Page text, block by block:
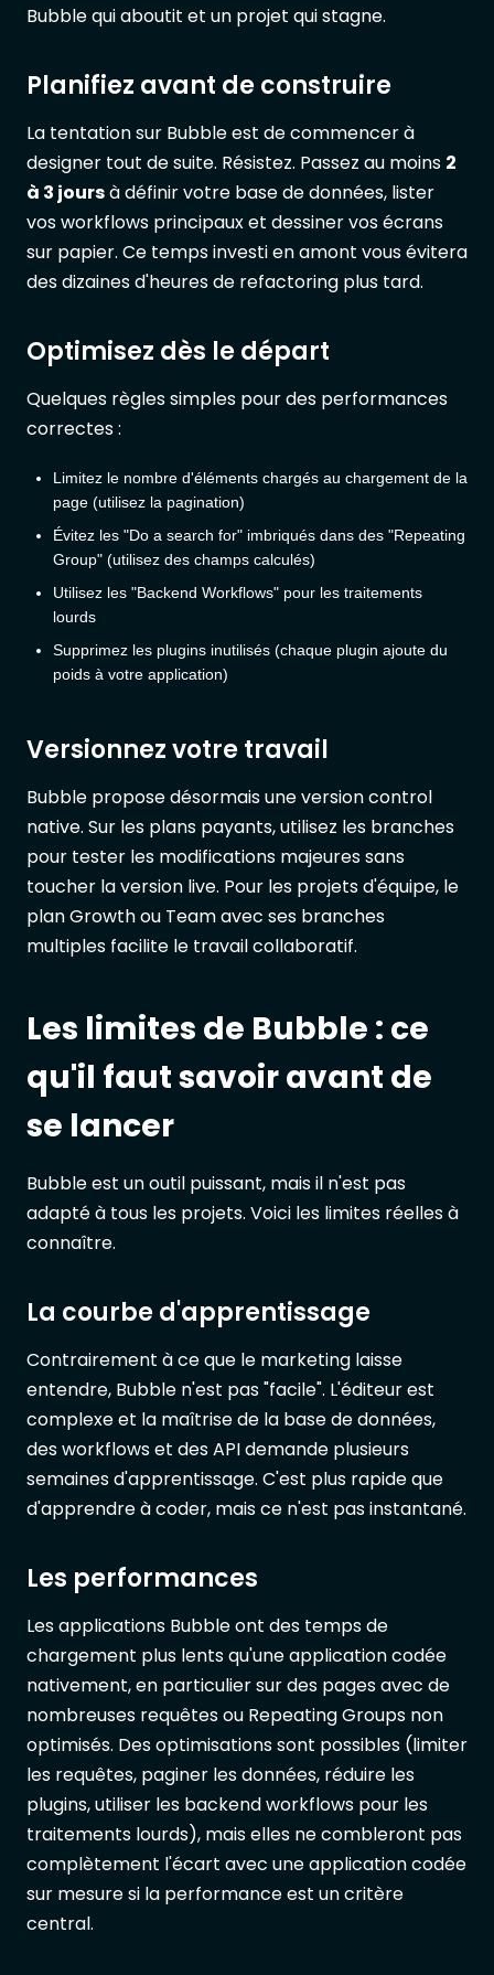
Bubble qui aboutit et un projet qui stagne.
Planifiez avant de construire
La tentation sur Bubble est de commencer à
designer tout de suite. Résistez. Passez au moins 2
à 3 joursà définir votre base de données, lister
vos workflows principaux et dessiner vos écrans
sur papier. Ce temps investi en amont vous évitera
des dizaines d'heures de refactoring plus tard.
Optimisez dès le départ
Quelques règles simples pour des performances
correctes :
Limitez le nombre d'éléments chargés au chargement de la
page (utilisez la pagination)
Évitez les "Do a search for" imbriqués dans des "Repeating
Group" (utilisez des champs calculés)
Utilisez les "Backend Workflows" pour les traitements
lourds
Supprimez les plugins inutilisés (chaque plugin ajoute du
poids à votre application)
Versionnez votre travail
Bubble propose désormais une version control
native. Sur les plans payants, utilisez les branches
pour tester les modifications majeures sans
toucher la version live. Pour les projets d'équipe, le
plan Growth ou Team avec ses branches
multiples facilite le travail collaboratif.
Les limites de Bubble : ce
qu'il faut savoir avant de
se lancer
Bubble est un outil puissant, mais il n'est pas
adapté à tous les projets. Voici les limites réelles à
connaître.
La courbe d'apprentissage
Contrairement à ce que le marketing laisse
entendre, Bubble n'est pas "facile". L'éditeur est
complexe et la maîtrise de la base de données,
des workflows et des API demande plusieurs
semaines d'apprentissage. C'est plus rapide que
d'apprendre à coder, mais ce n'est pas instantané.
Les performances
Les applications Bubble ont des temps de
chargement plus lents qu'une application codée
nativement, en particulier sur des pages avec de
nombreuses requêtes ou Repeating Groups non
optimisés. Des optimisations sont possibles (limiter
les requêtes, paginer les données, réduire les
plugins, utiliser les backend workflows pour les
traitements lourds), mais elles ne combleront pas
complètement l'écart avec une application codée
sur mesure si la performance est un critère
central.